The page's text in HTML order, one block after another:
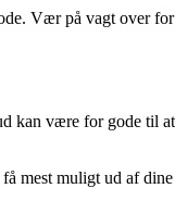
Vær på vagt over
være for gode til
mest muligt ud af